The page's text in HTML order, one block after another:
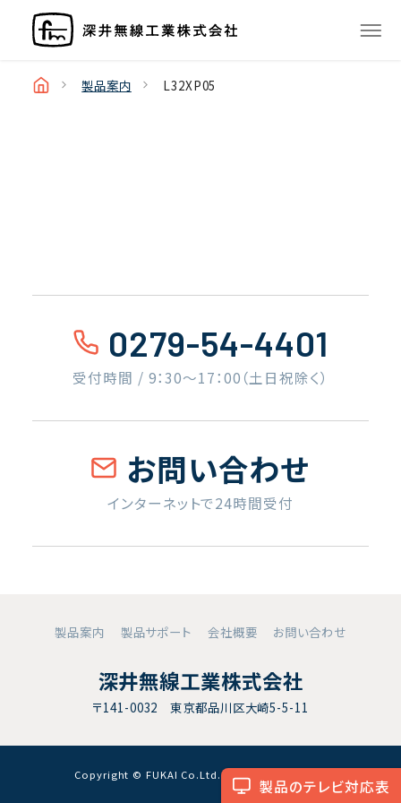
製品のテレビ対応表
製品案内 L32XP05
0279-54-4401
受付時間 / 9：30〜17：00（土日祝除く）
お問い合わせ
インターネットで24時間受付
製品案内 製品サポート 会社概要 お問い合わせ
深井無線工業株式会社
〒141-0032 東京都品川区大崎5-5-11
Copyright © FUKAI Co.Ltd. All RightsReserved.